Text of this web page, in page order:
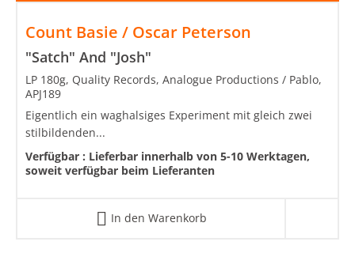
Count Basie / Oscar Peterson
"Satch" And "Josh"
LP 180g, Quality Records, Analogue Productions / Pablo,
APJ189
Eigentlich ein waghalsiges Experiment mit gleich zwei
stilbildenden...
Verfügbar : Lieferbar innerhalb von 5-10 Werktagen,
soweit verfügbar beim Lieferanten
In den Warenkorb